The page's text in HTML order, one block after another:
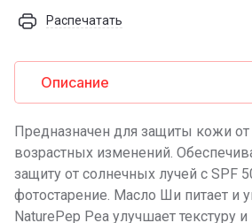
Распечатать
Описание
Предназначен для защиты кожи
возрастных изменений.
защиту от солнечных лучей с SPF
фотостарение. Масло Ши питает и
NaturePep Pea улучшает текстуру